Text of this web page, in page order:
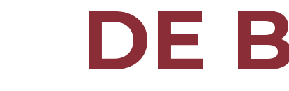
DE